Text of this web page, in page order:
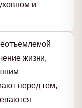
и
жизни,
перед тем,